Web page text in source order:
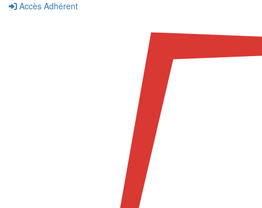
Accès Adhérent